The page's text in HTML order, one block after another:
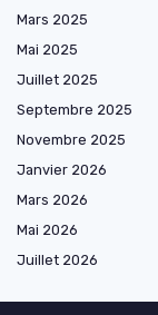
Mars 2025
Mai 2025
Juillet 2025
Septembre 2025
Novembre 2025
Janvier 2026
Mars 2026
Mai 2026
Juillet 2026